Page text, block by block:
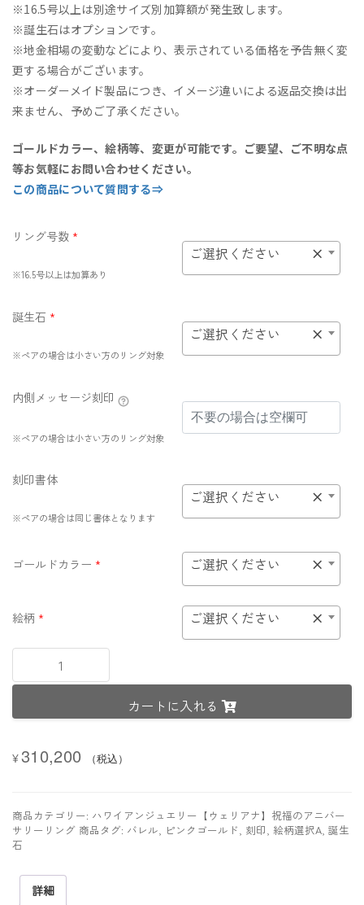
※16.5号以上は別途サイズ別加算額が発生致します。
※誕生石はオプションです。
※地金相場の変動などにより、表示されている価格を予告無く変
更する場合がございます。
※オーダーメイド製品につき、イメージ違いによる返品交換は出
来ません、予めご了承ください。
ゴールドカラー、絵柄等、変更が可能です。ご要望、ご不明な点
等お気軽にお問い合わせください。
この商品について質問する⇒
リング号数 *
※16.5号以上は加算あり
×
ご選択ください
誕生石 *
※ペアの場合は小さい方のリング対象
×
ご選択ください
内側メッセージ刻印
※ペアの場合は小さい方のリング対象
刻印書体
※ペアの場合は同じ書体となります
×
ご選択ください
ゴールドカラー * ×
ご選択ください
絵柄 * ×
ご選択ください
ミ
ム
造
リ
ン
グ】
ゴ
カートに入れる
¥310,200 （税込）
商品カテゴリー: ハワイアンジュエリー【ウェリアナ】祝福のアニバー
サリーリング 商品タグ: バレル ピンクゴールド 刻印 絵柄選択A 誕生
石
詳細